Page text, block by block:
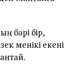
бәрі бір,
менікі екені